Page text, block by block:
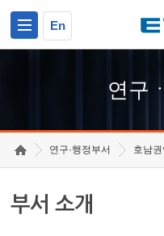
En
연구
연구·행정부서 호남
부서 소개